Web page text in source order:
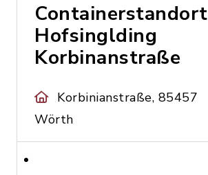
Containerstandort
Hofsinglding
Korbinanstraße
Korbinianstraße, 85457
Wörth